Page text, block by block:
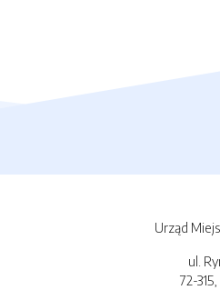
Urząd
ul.
72-